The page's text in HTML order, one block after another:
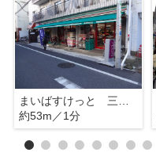
まいばすけっと 三ノ輪店
約53m／1分